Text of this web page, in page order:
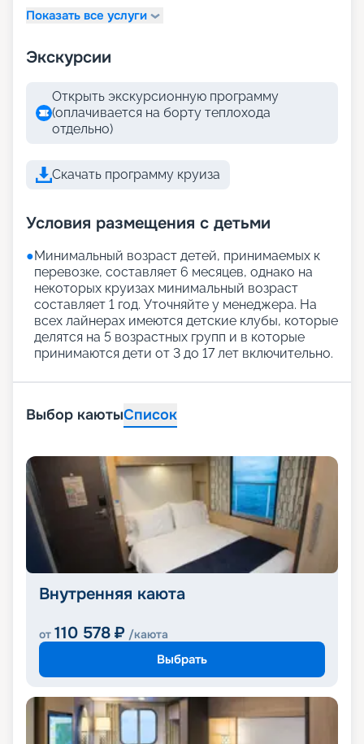
Показать все услуги
Экскурсии
Открыть экскурсионную программу
(оплачивается на борту теплохода
отдельно)
Скачать программу круиза
Условия размещения с детьми
●Минимальный возраст детей, принимаемых к
перевозке, составляет 6 месяцев, однако на
некоторых круизах минимальный возраст
составляет 1 год. Уточняйте у менеджера. На
всех лайнерах имеются детские клубы, которые
делятся на 5 возрастных групп и в которые
принимаются дети от 3 до 17 лет включительно.
Выбор каютыСписок
Внутренняя каюта
от 110 578 ₽ /каюта
Выбрать